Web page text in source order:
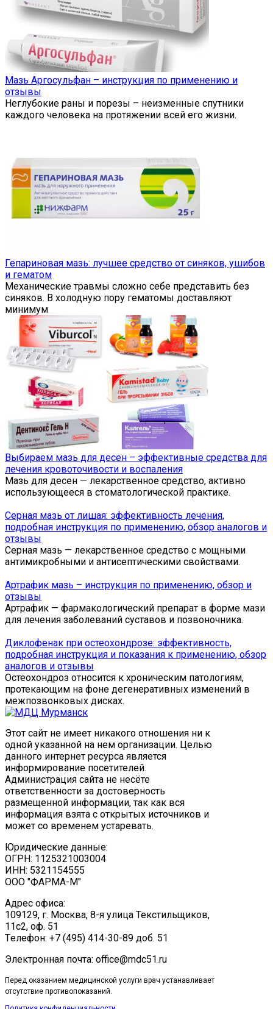
Мазь Аргосульфан – инструкция по применению и
отзывы
Неглубокие раны и порезы – неизменные спутники
каждого человека на протяжении всей его жизни.
Гепариновая мазь: лучшее средство от синяков, ушибов
и гематом
Механические травмы сложно себе представить без
синяков. В холодную пору гематомы доставляют
минимум
Выбираем мазь для десен – эффективные средства для
лечения кровоточивости и воспаления
Мазь для десен — лекарственное средство, активно
использующееся в стоматологической практике.
Серная мазь от лишая: эффективность лечения,
подробная инструкция по применению, обзор аналогов и
отзывы
Серная мазь — лекарственное средство с мощными
антимикробными и антисептическими свойствами.
Артрафик мазь – инструкция по применению, обзор и
отзывы
Артрафик — фармакологический препарат в форме мази
для лечения заболеваний суставов и позвоночника.
Диклофенак при остеохондрозе: эффективность,
подробная инструкция и показания к применению, обзор
аналогов и отзывы
Остеохондроз относится к хроническим патологиям,
протекающим на фоне дегенеративных изменений в
межпозвонковых дисках.
Этот сайт не имеет никакого отношения ни к
одной указанной на нем организации. Целью
данного интернет ресурса является
информирование посетителей.
Администрация сайта не несёте
ответственности за достоверность
размещенной информации, так как вся
информация взята с открытых источников и
может со временем устаревать.
Юридические данные:
ОГРН: 1125321003004
ИНН: 5321154555
ООО "ФАРМА-М"
Адрес офиса:
109129, г. Москва, ​8-я улица Текстильщиков,
11с2, оф. 51
Tелефон: +7 (495) 414-30-89 доб. 51
Электронная почта: office@mdc51.ru
Перед оказанием медицинской услуги врач устанавливает
отсутствие противопоказаний.